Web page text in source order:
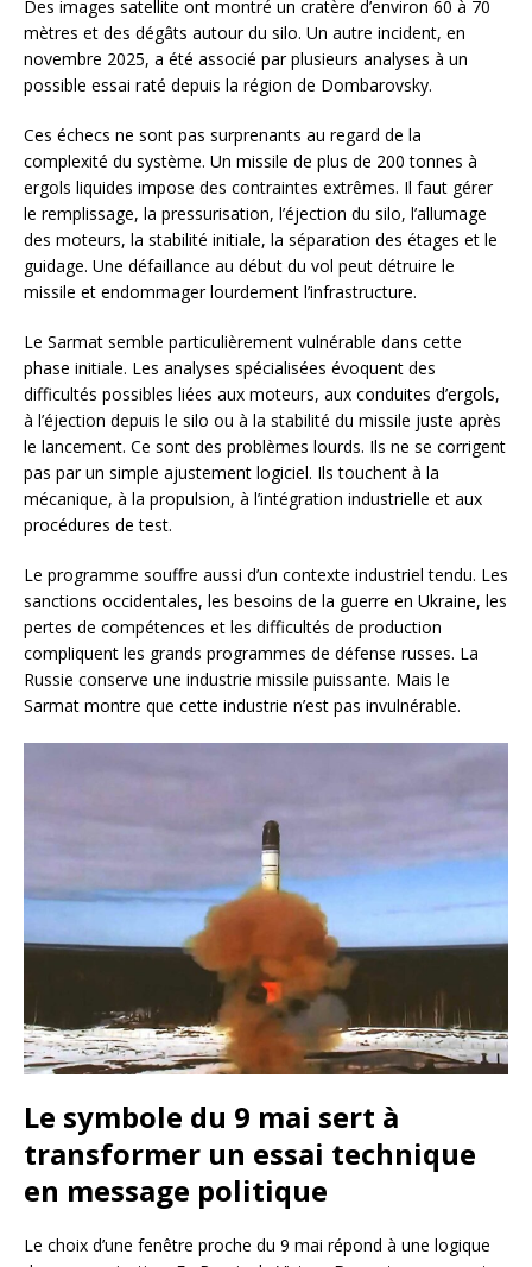
Des images satellite ont montré un cratère d’environ 60 à 70
mètres et des dégâts autour du silo. Un autre incident, en
novembre 2025, a été associé par plusieurs analyses à un
possible essai raté depuis la région de Dombarovsky.
Ces échecs ne sont pas surprenants au regard de la
complexité du système. Un missile de plus de 200 tonnes à
ergols liquides impose des contraintes extrêmes. Il faut gérer
le remplissage, la pressurisation, l’éjection du silo, l’allumage
des moteurs, la stabilité initiale, la séparation des étages et le
guidage. Une défaillance au début du vol peut détruire le
missile et endommager lourdement l’infrastructure.
Le Sarmat semble particulièrement vulnérable dans cette
phase initiale. Les analyses spécialisées évoquent des
difficultés possibles liées aux moteurs, aux conduites d’ergols,
à l’éjection depuis le silo ou à la stabilité du missile juste après
le lancement. Ce sont des problèmes lourds. Ils ne se corrigent
pas par un simple ajustement logiciel. Ils touchent à la
mécanique, à la propulsion, à l’intégration industrielle et aux
procédures de test.
Le programme souffre aussi d’un contexte industriel tendu. Les
sanctions occidentales, les besoins de la guerre en Ukraine, les
pertes de compétences et les difficultés de production
compliquent les grands programmes de défense russes. La
Russie conserve une industrie missile puissante. Mais le
Sarmat montre que cette industrie n’est pas invulnérable.
Le symbole du 9 mai sert à
transformer un essai technique
en message politique
Le choix d’une fenêtre proche du 9 mai répond à une logique